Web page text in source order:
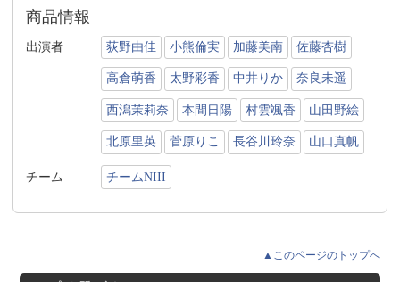
商品情報
出演者 荻野由佳 小熊倫実 加藤美南 佐藤杏樹
高倉萌香 太野彩香 中井りか 奈良未遥
西潟茉莉奈 本間日陽 村雲颯香 山田野絵
北原里英 菅原りこ 長谷川玲奈 山口真帆
チーム チームNIII
▲このページのトップへ